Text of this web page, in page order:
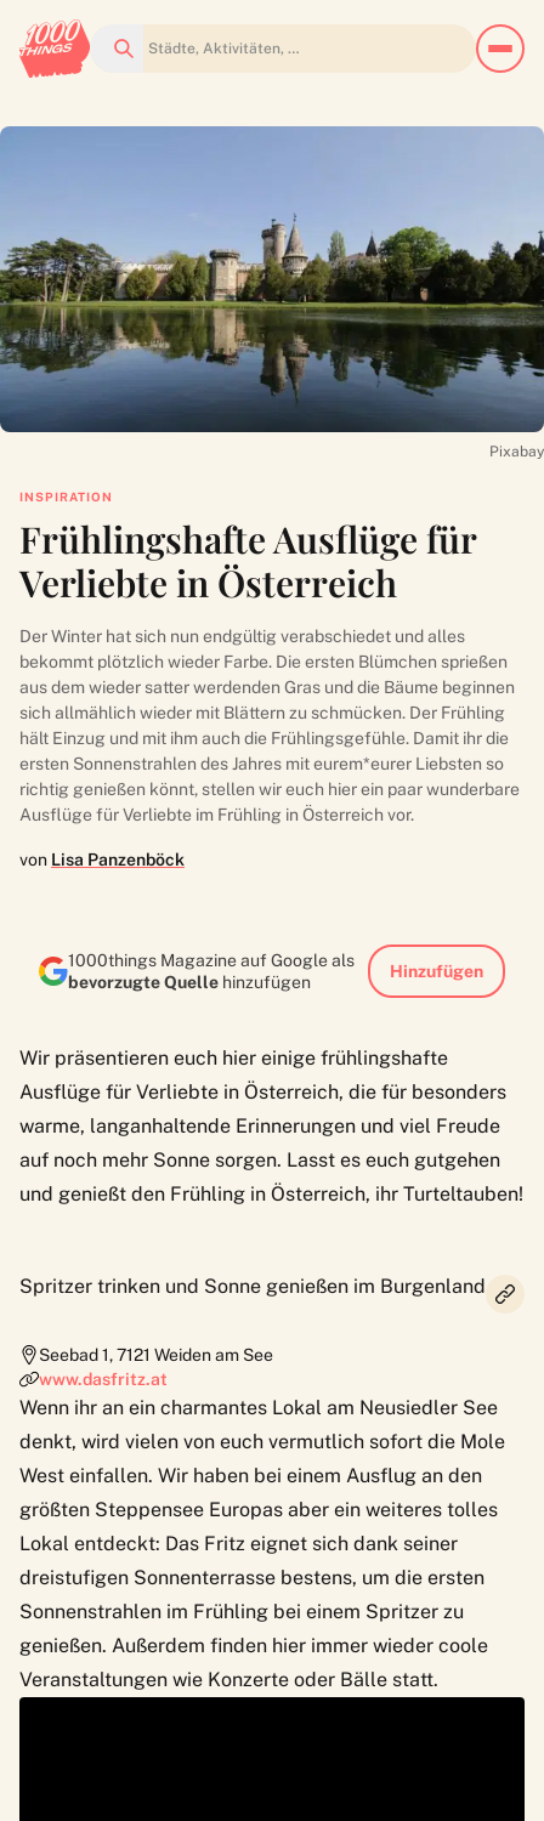
Suchen
Pixabay
INSPIRATION
Frühlingshafte Ausflüge für
Verliebte in Österreich
Der Winter hat sich nun endgültig verabschiedet und alles
bekommt plötzlich wieder Farbe. Die ersten Blümchen sprießen
aus dem wieder satter werdenden Gras und die Bäume beginnen
sich allmählich wieder mit Blättern zu schmücken. Der Frühling
hält Einzug und mit ihm auch die Frühlingsgefühle. Damit ihr die
ersten Sonnenstrahlen des Jahres mit eurem*eurer Liebsten so
richtig genießen könnt, stellen wir euch hier ein paar wunderbare
Ausflüge für Verliebte im Frühling in Österreich vor.
von Lisa Panzenböck
1000things Magazine auf Google als
bevorzugte Quelle hinzufügen
Hinzufügen
Wir präsentieren euch hier einige frühlingshafte
Ausflüge für Verliebte in Österreich, die für besonders
warme, langanhaltende Erinnerungen und viel Freude
auf noch mehr Sonne sorgen. Lasst es euch gutgehen
und genießt den Frühling in Österreich, ihr Turteltauben!
Spritzer trinken und Sonne genießen im Burgenland
Seebad 1,7121 Weiden am See
www.dasfritz.at
Wenn ihr an ein charmantes Lokal am Neusiedler See
denkt, wird vielen von euch vermutlich sofort die Mole
West einfallen. Wir haben bei einem Ausflug an den
größten Steppensee Europas aber ein weiteres tolles
Lokal entdeckt: Das Fritz eignet sich dank seiner
dreistufigen Sonnenterrasse bestens, um die ersten
Sonnenstrahlen im Frühling bei einem Spritzer zu
genießen. Außerdem finden hier immer wieder coole
Veranstaltungen wie Konzerte oder Bälle statt.